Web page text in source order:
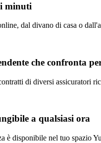
minuti
dal divano di casa o
che confronta
di diversi assicuratori
a qualsiasi ora
è disponibile nel tuo spazio